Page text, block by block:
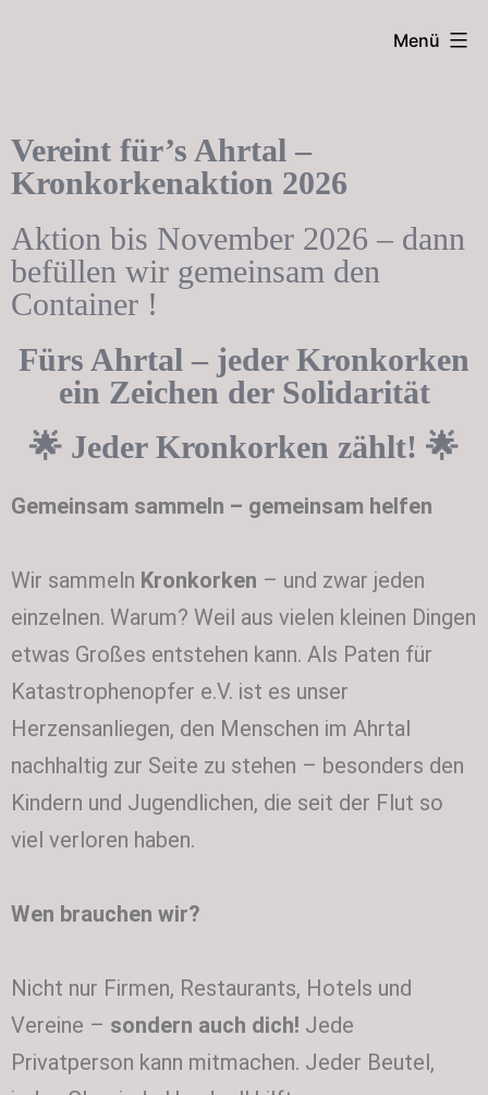
Menü
Vereint für’s Ahrtal –
Kronkorkenaktion 2026
Aktion bis November 2026 – dann
befüllen wir gemeinsam den
Container !
Fürs Ahrtal – jeder Kronkorken
ein Zeichen der Solidarität
🌟 Jeder Kronkorken zählt! 🌟
Gemeinsam sammeln – gemeinsam helfen
Wir sammeln Kronkorken – und zwar jeden
einzelnen. Warum? Weil aus vielen kleinen Dingen
etwas Großes entstehen kann. Als Paten für
Katastrophenopfer e.V. ist es unser
Herzensanliegen, den Menschen im Ahrtal
nachhaltig zur Seite zu stehen – besonders den
Kindern und Jugendlichen, die seit der Flut so
viel verloren haben.
Wen brauchen wir?
Nicht nur Firmen, Restaurants, Hotels und
Vereine – sondern auch dich! Jede
Privatperson kann mitmachen. Jeder Beutel,